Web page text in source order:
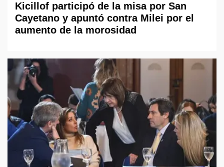
Kicillof participó de la misa por San
Cayetano y apuntó contra Milei por el
aumento de la morosidad